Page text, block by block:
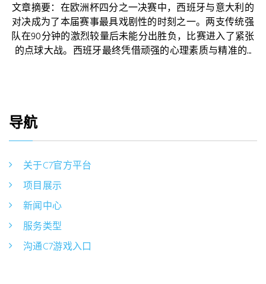
文章摘要：在欧洲杯四分之一决赛中，西班牙与意大利的
对决成为了本届赛事最具戏剧性的时刻之一。两支传统强
队在90分钟的激烈较量后未能分出胜负，比赛进入了紧张
的点球大战。西班牙最终凭借顽强的心理素质与精准的...
导航
关于C7官方平台
项目展示
新闻中心
服务类型
沟通C7游戏入口